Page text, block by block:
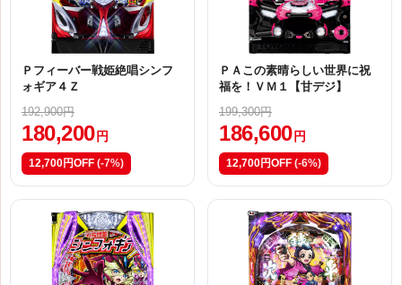
Ｐフィーバー戦姫絶唱シンフ
ォギア４Ｚ
192,900円
180,200 円
12,700円OFF (-7%)
ＰＡこの素晴らしい世界に祝
福を！ＶＭ１【甘デジ】
199,300円
186,600 円
12,700円OFF (-6%)